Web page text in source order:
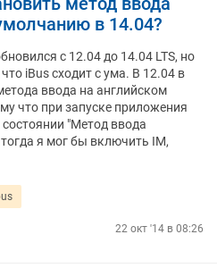
в 14.04?
с 12.04 до 14.04 LTS, но
iBus сходит с ума. В 12.04 в
ввода на английском
что при запуске приложения
состоянии "Метод ввода
я мог бы включить IM,
22 окт '14 в 08:26